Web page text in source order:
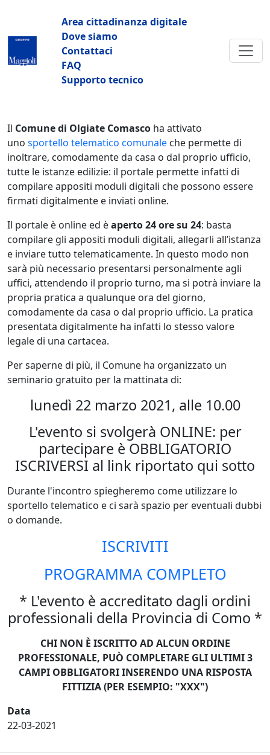
Navigazione principale
Area cittadinanza digitale
Dove siamo
Contattaci
FAQ
Supporto tecnico
Il Comune di Olgiate Comasco ha attivato
uno sportello telematico comunale che permette di
inoltrare, comodamente da casa o dal proprio ufficio,
tutte le istanze edilizie: il portale permette infatti di
compilare appositi moduli digitali che possono essere
firmati digitalmente e inviati online.
Il portale è online ed èaperto 24 ore su 24: basta
compilare gli appositi moduli digitali, allegarli all’istanza
e inviare tutto telematicamente. In questo modo non
sarà più necessario presentarsi personalmente agli
uffici, attendendo il proprio turno, ma si potrà inviare la
propria pratica a qualunque ora del giorno,
comodamente da casa o dal proprio ufficio. La pratica
presentata digitalmente ha infatti lo stesso valore
legale di una cartacea.
Per saperne di più, il Comune ha organizzato un
seminario gratuito per la mattinata di:
lunedì 22 marzo 2021, alle 10.00
L'evento si svolgerà ONLINE: per
partecipare è OBBLIGATORIO
ISCRIVERSI al link riportato qui sotto
Durante l'incontro spiegheremo come utilizzare lo
sportello telematico e ci sarà spazio per eventuali dubbi
o domande.
ISCRIVITI
PROGRAMMA COMPLETO
* L'evento è accreditato dagli ordini
professionali della Provincia di Como *
CHI NON È ISCRITTO AD ALCUN ORDINE
PROFESSIONALE, PUÒ COMPLETARE GLI ULTIMI 3
CAMPI OBBLIGATORI INSERENDO UNA RISPOSTA
FITTIZIA (PER ESEMPIO: "XXX")
Data
22-03-2021